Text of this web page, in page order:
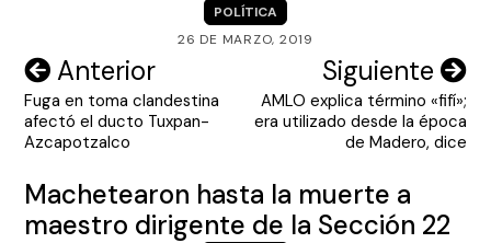
POLÍTICA
26 DE MARZO, 2019
Navegación
de
entradas
Anterior
Fuga en toma clandestina
afectó el ducto Tuxpan-
Azcapotzalco
Siguiente
AMLO explica término «fifí»;
era utilizado desde la época
de Madero, dice
Machetearon hasta la muerte a
maestro dirigente de la Sección 22